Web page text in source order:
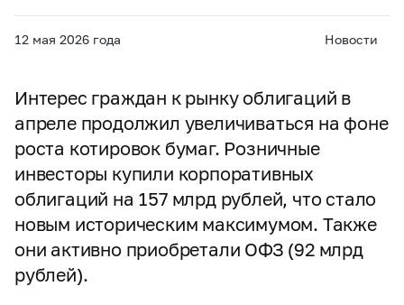
12 мая 2026 года Новости
Интерес граждан к рынку облигаций в
апреле продолжил увеличиваться на фоне
роста котировок бумаг. Розничные
инвесторы купили корпоративных
облигаций на 157 млрд рублей, что стало
новым историческим максимумом. Также
они активно приобретали ОФЗ (92 млрд
рублей).